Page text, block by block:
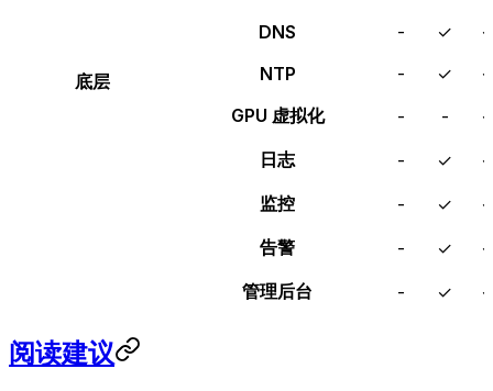
底层
DNS
- ✓
NTP
- ✓
GPU 虚拟化
- -
日志
- ✓
监控
- ✓
告警
- ✓
管理后台
- ✓
阅读建议